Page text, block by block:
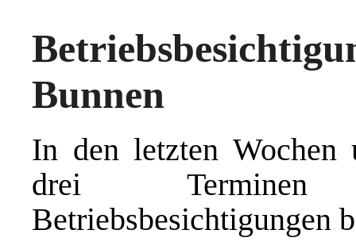
Bunnen
In den letzten Wochen
drei Terminen
Betriebsbesichtigungen